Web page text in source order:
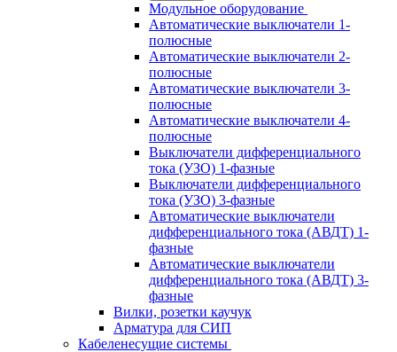
Модульное оборудование
Автоматические выключатели 1-
полюсные
Автоматические выключатели 2-
полюсные
Автоматические выключатели 3-
полюсные
Автоматические выключатели 4-
полюсные
Выключатели дифференциального
тока (УЗО) 1-фазные
Выключатели дифференциального
тока (УЗО) 3-фазные
Автоматические выключатели
дифференциального тока (АВДТ) 1-
фазные
Автоматические выключатели
дифференциального тока (АВДТ) 3-
фазные
Вилки, розетки каучук
Арматура для СИП
Кабеленесущие системы